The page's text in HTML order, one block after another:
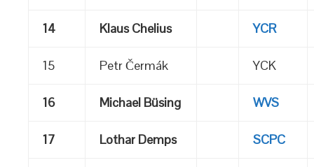
14 Klaus Chelius YCR
15 Petr Čermák YCK
16 Michael Büsing WVS
17 Lothar Demps SCPC